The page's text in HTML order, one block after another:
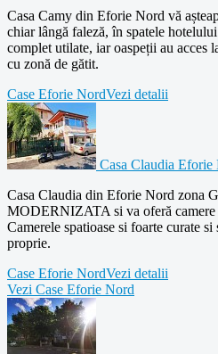
Casa Camy din Eforie Nord vă
chiar lângă faleză, în spatele
complet utilate, iar oaspeții au acces
cu zonă de gătit.
Case Eforie NordVezi detalii
Casa Claudia Eforie
Casa Claudia din Eforie Nord zona
MODERNIZATA si va oferă
Camerele spatioase si foarte curate
proprie.
Case Eforie NordVezi detalii
Vezi Case Eforie Nord